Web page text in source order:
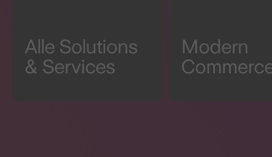
Alle Solutions
& Services
Modern